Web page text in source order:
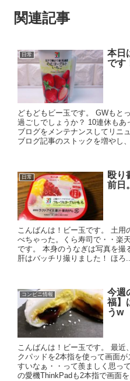
関連記事
日常
本日
です
どもどもビー玉です。 GWもと
過ごしでしょうか？ 10連休もあ
ブログをメンテナンスしてリニ
ブログ記事のストックを増やし
日常
殴り
前日。
こんばんは！ビー玉です。 土用
べちゃった。くら寿司で・・楽
です。 本身のうなぎは写真を撮
肝はバッチリ撮りました！ ほろ
コンビニ情報
今週
福】
うw
こんばんは！ビー玉です。 最近
クパッドを2本指を使って画面
すいなぁ・・って羨ましく思っ
の愛機ThinkPadも2本指で画面